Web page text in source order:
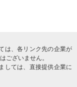
は、各リンク先の企業が
ございません。
しては、直接提供企業に